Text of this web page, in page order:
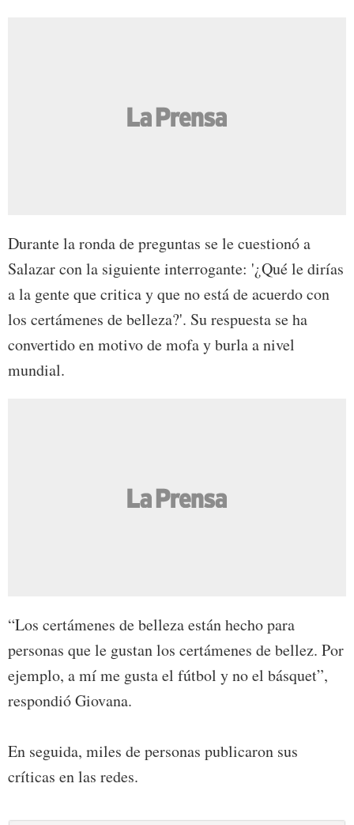
Durante la ronda de preguntas se le cuestionó a
Salazar con la siguiente interrogante: '¿Qué le dirías
a la gente que critica y que no está de acuerdo con
los certámenes de belleza?'. Su respuesta se ha
convertido en motivo de mofa y burla a nivel
mundial.
“Los certámenes de belleza están hecho para
personas que le gustan los certámenes de bellez. Por
ejemplo, a mí me gusta el fútbol y no el básquet”,
respondió Giovana.
En seguida, miles de personas publicaron sus
críticas en las redes.